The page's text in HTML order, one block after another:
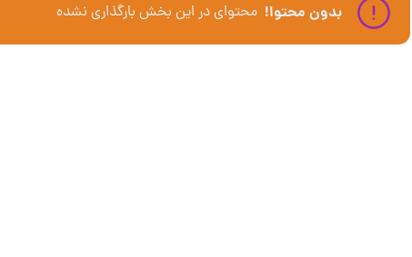
بدون محتوا! محتوای در این بخش بارگذاری نشده